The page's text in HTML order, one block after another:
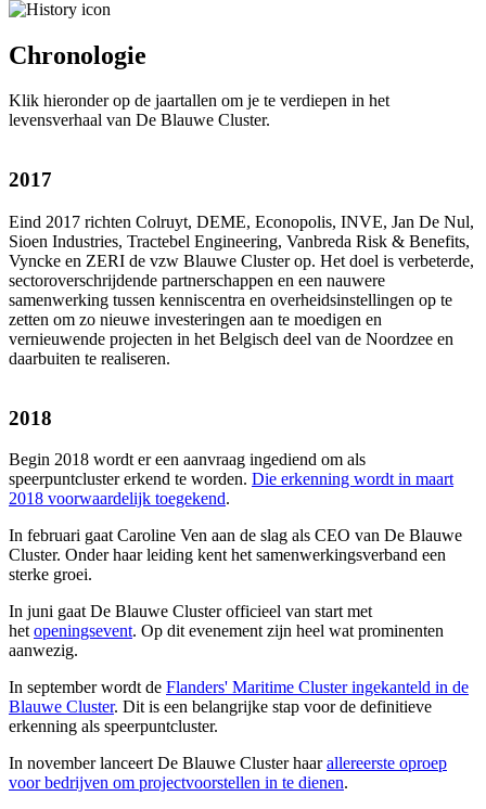
Chronologie
Klik hieronder op de jaartallen om je te verdiepen in het
levensverhaal van De Blauwe Cluster.
2017
Eind 2017 richten Colruyt, DEME, Econopolis, INVE, Jan De Nul,
Sioen Industries, Tractebel Engineering, Vanbreda Risk & Benefits,
Vyncke en ZERI de vzw Blauwe Cluster op. Het doel is verbeterde,
sectoroverschrijdende partnerschappen en een nauwere
samenwerking tussen kenniscentra en overheidsinstellingen op te
zetten om zo nieuwe investeringen aan te moedigen en
vernieuwende projecten in het Belgisch deel van de Noordzee en
daarbuiten te realiseren.
2018
Begin 2018 wordt er een aanvraag ingediend om als
speerpuntcluster erkend te worden. Die erkenning wordt in maart
2018 voorwaardelijk toegekend.
In februari gaat Caroline Ven aan de slag als CEO van De Blauwe
Cluster. Onder haar leiding kent het samenwerkingsverband een
sterke groei.
In juni gaat De Blauwe Cluster officieel van start met
het openingsevent. Op dit evenement zijn heel wat prominenten
aanwezig.
In september wordt de Flanders' Maritime Cluster ingekanteld in de
Blauwe Cluster. Dit is een belangrijke stap voor de definitieve
erkenning als speerpuntcluster.
In november lanceert De Blauwe Cluster haarallereerste oproep
voor bedrijven om projectvoorstellen in te dienen.